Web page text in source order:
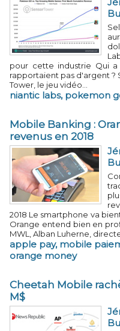
pour cette industrie Qui
rapportaient pas d'argent
Tower, le jeu vidéo...
niantic labs, pokemon
Mobile Banking :
revenus en 2018
2018 Le smartphone va
Orange entend bien en
MWL, Alban Luherne,
apple pay, mobile
orange money
Cheetah Mobile
M$